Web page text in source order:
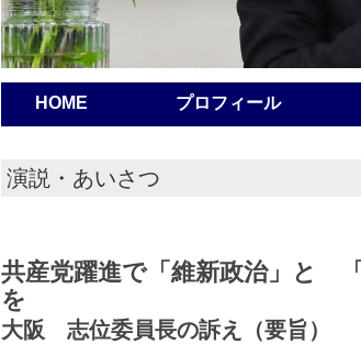
HOME プロフィール
演説・あいさつ
共産党躍進で「維新政治」と
を
大阪 志位委員長の訴え（要旨）